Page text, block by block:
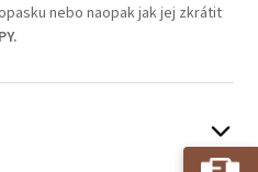
nebo naopak jak jej zkrátit
.